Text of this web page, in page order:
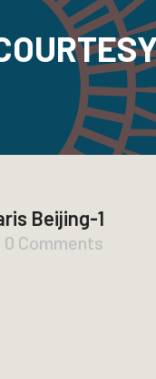
Beijing-1
0 Comments